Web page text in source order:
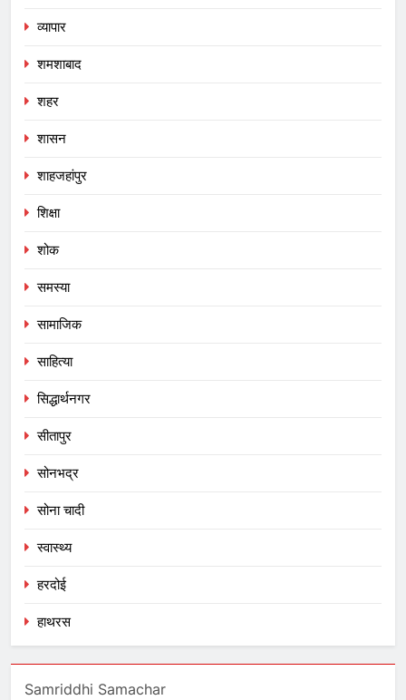
व्यापार
शमशाबाद
शहर
शासन
शाहजहांपुर
शिक्षा
शोक
समस्या
सामाजिक
साहित्या
सिद्धार्थनगर
सीतापुर
सोनभद्र
सोना चादी
स्वास्थ्य
हरदोई
हाथरस
Samriddhi Samachar